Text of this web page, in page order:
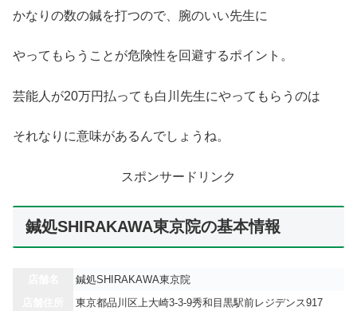
かなりの数の鍼を打つので、腕のいい先生に
やってもらうことが危険性を回避するポイント。
芸能人が20万円払っても白川先生にやってもらうのは
それなりに意味があるんでしょうね。
スポンサードリンク
鍼処SHIRAKAWA東京院の基本情報
鍼処SHIRAKAWA東京院
東京都品川区上大崎3-3-9秀和目黒駅前レジデンス917